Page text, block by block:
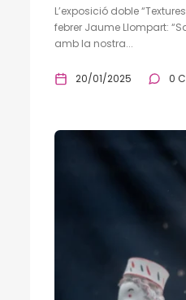
L’exposició doble
febrer Jaume Llompart:
amb la nostra...
20/01/2025 0